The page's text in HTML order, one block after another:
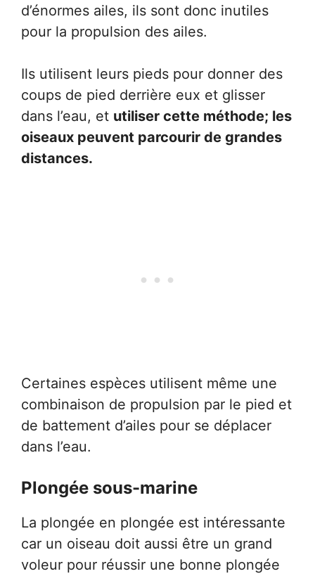
d’énormes ailes, ils sont donc inutiles
pour la propulsion des ailes.
Ils utilisent leurs pieds pour donner des
coups de pied derrière eux et glisser
dans l’eau, et utiliser cette méthode; les
oiseaux peuvent parcourir de grandes
distances.
Certaines espèces utilisent même une
combinaison de propulsion par le pied et
de battement d’ailes pour se déplacer
dans l’eau.
Plongée sous-marine
La plongée en plongée est intéressante
car un oiseau doit aussi être un grand
voleur pour réussir une bonne plongée